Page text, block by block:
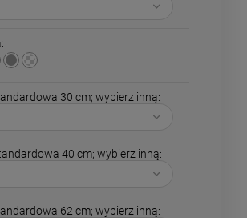
30 cm; wybierz inną:
40 cm; wybierz inną:
62 cm; wybierz inną: